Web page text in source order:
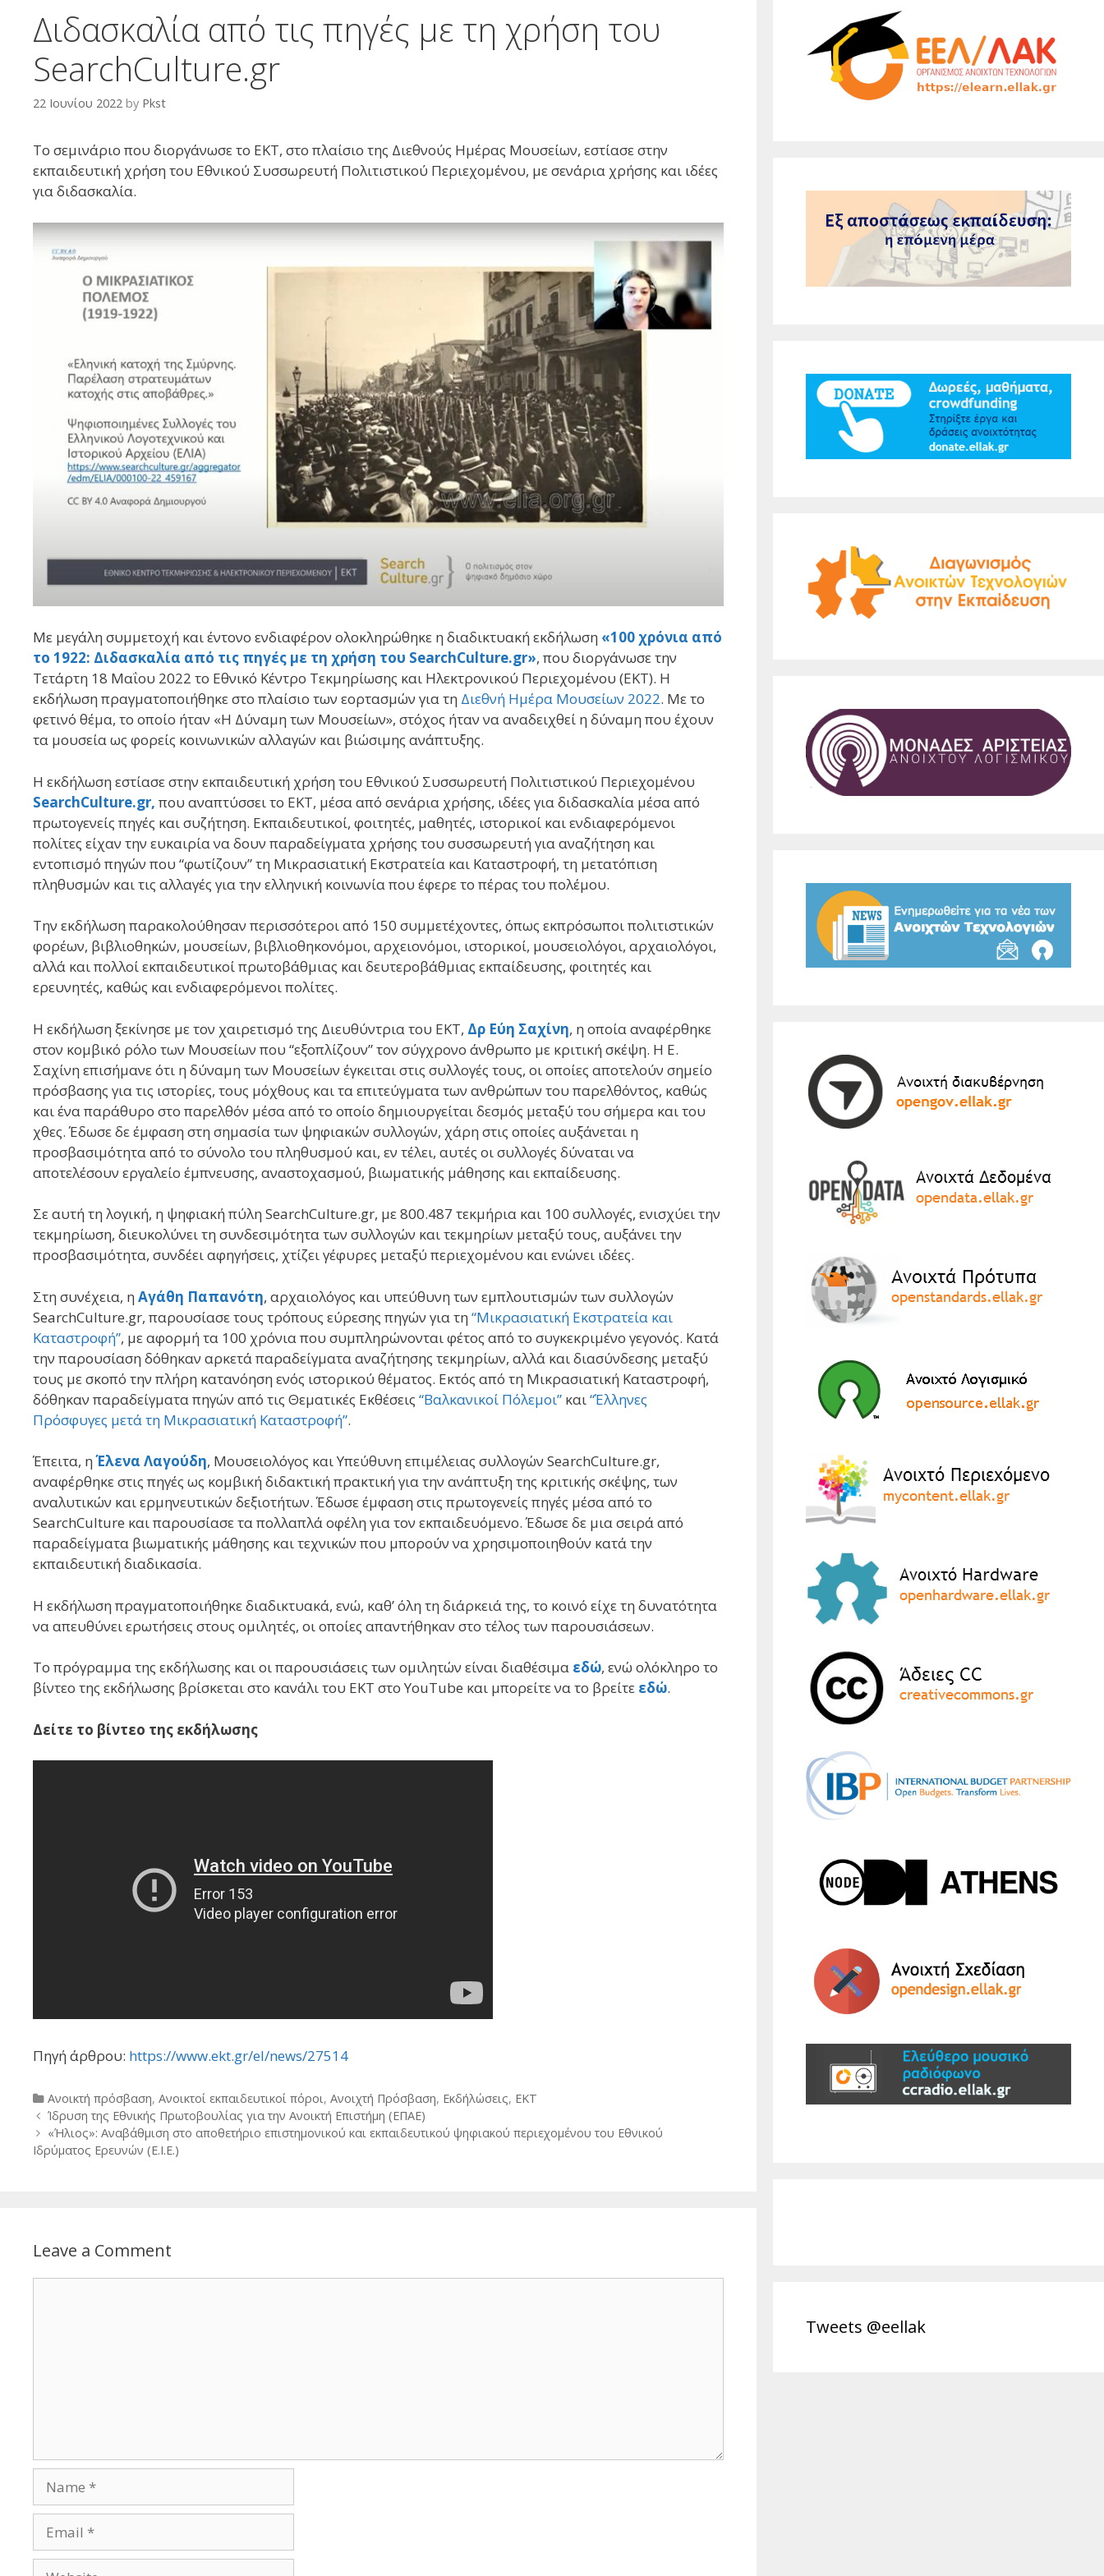
Διδασκαλία από τις πηγές με τη χρήση του
SearchCulture.gr
22 Ιουνίου 2022 by Pkst
Το σεμινάριο που διοργάνωσε το ΕΚΤ, στο πλαίσιο της Διεθνούς Ημέρας Μουσείων, εστίασε στην
εκπαιδευτική χρήση του Εθνικού Συσσωρευτή Πολιτιστικού Περιεχομένου, με σενάρια χρήσης και ιδέες
για διδασκαλία.
Με μεγάλη συμμετοχή και έντονο ενδιαφέρον ολοκληρώθηκε η διαδικτυακή εκδήλωση «100 χρόνια από
το 1922: Διδασκαλία από τις πηγές με τη χρήση του SearchCulture.gr», που διοργάνωσε την
Τετάρτη 18 Μαΐου 2022 το Εθνικό Κέντρο Τεκμηρίωσης και Ηλεκτρονικού Περιεχομένου (EKT). Η
εκδήλωση πραγματοποιήθηκε στο πλαίσιο των εορτασμών για τη Διεθνή Ημέρα Μουσείων 2022. Με το
φετινό θέμα, το οποίο ήταν «Η Δύναμη των Μουσείων», στόχος ήταν να αναδειχθεί η δύναμη που έχουν
τα μουσεία ως φορείς κοινωνικών αλλαγών και βιώσιμης ανάπτυξης.
Η εκδήλωση εστίασε στην εκπαιδευτική χρήση του Εθνικού Συσσωρευτή Πολιτιστικού Περιεχομένου
SearchCulture.gr, που αναπτύσσει το ΕΚΤ, μέσα από σενάρια χρήσης, ιδέες για διδασκαλία μέσα από
πρωτογενείς πηγές και συζήτηση. Εκπαιδευτικοί, φοιτητές, μαθητές, ιστορικοί και ενδιαφερόμενοι
πολίτες είχαν την ευκαιρία να δουν παραδείγματα χρήσης του συσσωρευτή για αναζήτηση και
εντοπισμό πηγών που “φωτίζουν” τη Μικρασιατική Εκστρατεία και Καταστροφή, τη μετατόπιση
πληθυσμών και τις αλλαγές για την ελληνική κοινωνία που έφερε το πέρας του πολέμου.
Την εκδήλωση παρακολούθησαν περισσότεροι από 150 συμμετέχοντες, όπως εκπρόσωποι πολιτιστικών
φορέων, βιβλιοθηκών, μουσείων, βιβλιοθηκονόμοι, αρχειονόμοι, ιστορικοί, μουσειολόγοι, αρχαιολόγοι,
αλλά και πολλοί εκπαιδευτικοί πρωτοβάθμιας και δευτεροβάθμιας εκπαίδευσης, φοιτητές και
ερευνητές, καθώς και ενδιαφερόμενοι πολίτες.
Η εκδήλωση ξεκίνησε με τον χαιρετισμό της Διευθύντρια του ΕΚΤ, Δρ Eύη Σαχίνη, η οποία αναφέρθηκε
στον κομβικό ρόλο των Μουσείων που “εξοπλίζουν” τον σύγχρονο άνθρωπο με κριτική σκέψη. Η Ε.
Σαχίνη επισήμανε ότι η δύναμη των Μουσείων έγκειται στις συλλογές τους, οι οποίες αποτελούν σημείο
πρόσβασης για τις ιστορίες, τους μόχθους και τα επιτεύγματα των ανθρώπων του παρελθόντος, καθώς
και ένα παράθυρο στο παρελθόν μέσα από το οποίο δημιουργείται δεσμός μεταξύ του σήμερα και του
χθες. Έδωσε δε έμφαση στη σημασία των ψηφιακών συλλογών, χάρη στις οποίες αυξάνεται η
προσβασιμότητα από το σύνολο του πληθυσμού και, εν τέλει, αυτές οι συλλογές δύναται να
αποτελέσουν εργαλείο έμπνευσης, αναστοχασμού, βιωματικής μάθησης και εκπαίδευσης.
Σε αυτή τη λογική, η ψηφιακή πύλη SearchCulture.gr, με 800.487 τεκμήρια και 100 συλλογές, ενισχύει την
τεκμηρίωση, διευκολύνει τη συνδεσιμότητα των συλλογών και τεκμηρίων μεταξύ τους, αυξάνει την
προσβασιμότητα, συνδέει αφηγήσεις, χτίζει γέφυρες μεταξύ περιεχομένου και ενώνει ιδέες.
Στη συνέχεια, η Αγάθη Παπανότη, αρχαιολόγος και υπεύθυνη των εμπλουτισμών των συλλογών
SearchCulture.gr, παρουσίασε τους τρόπους εύρεσης πηγών για τη “Μικρασιατική Εκστρατεία και
Καταστροφή”, με αφορμή τα 100 χρόνια που συμπληρώνονται φέτος από το συγκεκριμένο γεγονός. Κατά
την παρουσίαση δόθηκαν αρκετά παραδείγματα αναζήτησης τεκμηρίων, αλλά και διασύνδεσης μεταξύ
τους με σκοπό την πλήρη κατανόηση ενός ιστορικού θέματος. Εκτός από τη Μικρασιατική Καταστροφή,
δόθηκαν παραδείγματα πηγών από τις Θεματικές Εκθέσεις “Βαλκανικοί Πόλεμοι” και“Έλληνες
Πρόσφυγες μετά τη Μικρασιατική Καταστροφή”.
Έπειτα, ηΈλενα Λαγούδη, Μουσειολόγος και Υπεύθυνη επιμέλειας συλλογών SearchCulture.gr,
αναφέρθηκε στις πηγές ως κομβική διδακτική πρακτική για την ανάπτυξη της κριτικής σκέψης, των
αναλυτικών και ερμηνευτικών δεξιοτήτων. Έδωσε έμφαση στις πρωτογενείς πηγές μέσα από το
SearchCulture και παρουσίασε τα πολλαπλά οφέλη για τον εκπαιδευόμενο. Έδωσε δε μια σειρά από
παραδείγματα βιωματικής μάθησης και τεχνικών που μπορούν να χρησιμοποιηθούν κατά την
εκπαιδευτική διαδικασία.
Η εκδήλωση πραγματοποιήθηκε διαδικτυακά, ενώ, καθ’ όλη τη διάρκειά της, το κοινό είχε τη δυνατότητα
να απευθύνει ερωτήσεις στους ομιλητές, οι οποίες απαντήθηκαν στο τέλος των παρουσιάσεων.
Το πρόγραμμα της εκδήλωσης και οι παρουσιάσεις των ομιλητών είναι διαθέσιμα εδώ, ενώ ολόκληρο το
βίντεο της εκδήλωσης βρίσκεται στο κανάλι του ΕΚΤ στο YouTube και μπορείτε να το βρείτε εδώ.
Δείτε το βίντεο της εκδήλωσης
Πηγή άρθρου: https://www.ekt.gr/el/news/27514
Categories
Ανοικτή πρόσβαση, Ανοικτοί εκπαιδευτικοί πόροι, Ανοιχτή Πρόσβαση, Εκδήλώσεις, ΕΚΤ
Post
navigation
Ίδρυση της Εθνικής Πρωτοβουλίας για την Ανοικτή Επιστήμη (ΕΠΑΕ)
«Ήλιος»: Αναβάθμιση στο αποθετήριο επιστημονικού και εκπαιδευτικού ψηφιακού περιεχομένου του Εθνικού
Ιδρύματος Ερευνών (Ε.Ι.Ε.)
Leave a Comment
Tweets @eellak